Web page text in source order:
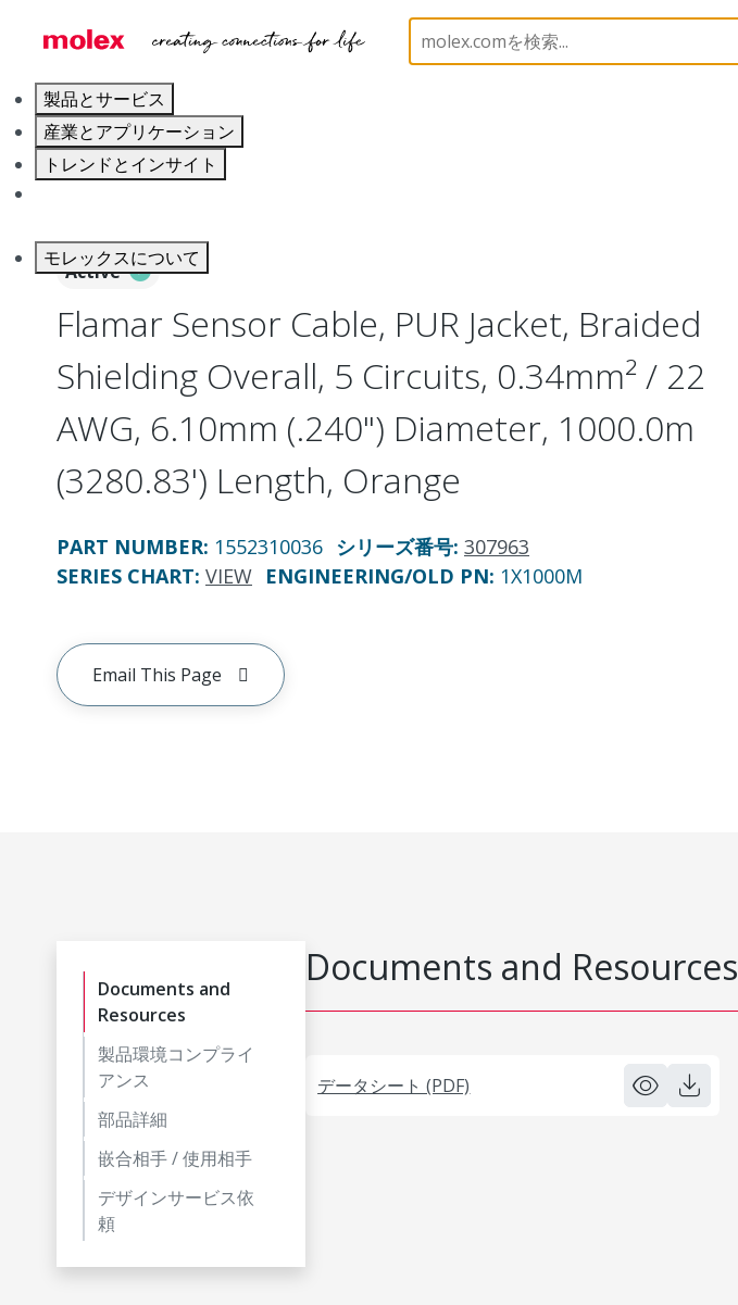
製品とサービス
産業とアプリケーション
トレンドとインサイト
モレックスについて
307963 1552310036
Active
Flamar Sensor Cable, PUR Jacket, Braided
Shielding Overall, 5 Circuits, 0.34mm² / 22
AWG, 6.10mm (.240") Diameter, 1000.0m
(3280.83') Length, Orange
PART NUMBER: 1552310036 シリーズ番号: 307963
SERIES CHART: VIEW ENGINEERING/OLD PN: 1X1000M
Email This Page
Documents and
Resources
製品環境コンプライ
アンス
部品詳細
嵌合相手 / 使用相手
デザインサービス依
頼
Documents and Resources
データシート (PDF)